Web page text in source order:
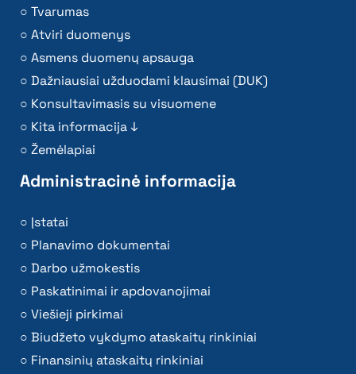
Tvarumas
Atviri duomenys
Asmens duomenų apsauga
Dažniausiai užduodami klausimai (DUK)
Konsultavimasis su visuomene
Kita informacija ↓
Žemėlapiai
Administracinė informacija
Įstatai
Planavimo dokumentai
Darbo užmokestis
Paskatinimai ir apdovanojimai
Viešieji pirkimai
Biudžeto vykdymo ataskaitų rinkiniai
Finansinių ataskaitų rinkiniai